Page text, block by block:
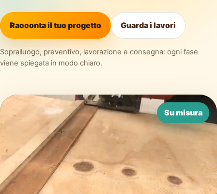
Racconta il tuo progetto Guarda i lavori
Sopralluogo, preventivo, lavorazione e consegna: ogni fase
viene spiegata in modo chiaro.
Su misura